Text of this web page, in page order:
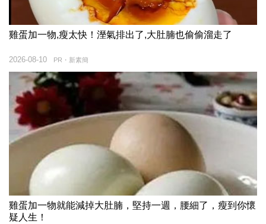
雞蛋加一物,瘦太快！溼氣排出了,大肚腩也偷偷溜走了
PR・新素簡
2026-08-10
雞蛋加一物就能減掉大肚腩，堅持一週，腰細了，瘦到你懷
疑人生！